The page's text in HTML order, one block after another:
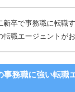
新卒で事務職に転職
転職エージェントが
事務職に強い転職